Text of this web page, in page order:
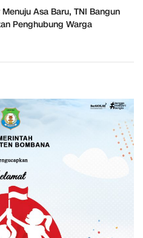
Asa Baru, TNI Bangun
Penghubung Warga